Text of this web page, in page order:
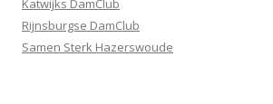
Katwijks DamClub
Rijnsburgse DamClub
Samen Sterk Hazerswoude